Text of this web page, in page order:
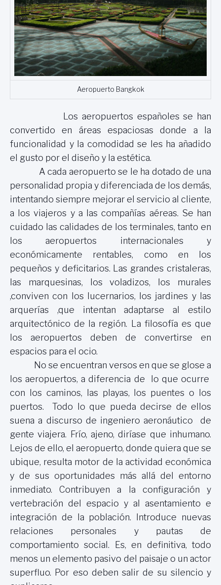
Aeropuerto Bangkok
Los aeropuertos españoles se han
convertido en áreas espaciosas donde a la
funcionalidad y la comodidad se les ha añadido
el gusto por el diseño y la estética.
A cada aeropuerto se le ha dotado de una
personalidad propia y diferenciada de los demás,
intentando siempre mejorar el servicio al cliente,
a los viajeros y a las compañías aéreas. Se han
cuidado las calidades de los terminales, tanto en
los aeropuertos internacionales y
económicamente rentables, como en los
pequeños y deficitarios. Las grandes cristaleras,
las marquesinas, los voladizos, los murales
,conviven con los lucernarios, los jardines y las
arquerías ,que intentan adaptarse al estilo
arquitectónico de la región. La filosofía es que
los aeropuertos deben de convertirse en
espacios para el ocio.
No se encuentran versos en que se glose a
los aeropuertos, a diferencia de lo que ocurre
con los caminos, las playas, los puentes o los
puertos. Todo lo que pueda decirse de ellos
suena a discurso de ingeniero aeronáutico
de
gente viajera. Frío, ajeno, diríase que inhumano.
Lejos de ello, el aeropuerto, donde quiera que se
ubique, resulta motor de la actividad económica
y de sus oportunidades más allá del entorno
inmediato. Contribuyen a la configuración y
vertebración del espacio y al asentamiento e
integración de la población. Introduce nuevas
relaciones personales y pautas de
comportamiento social. Es, en definitiva, todo
menos un elemento pasivo del paisaje o un actor
superfluo. Por eso deben salir de su silencio y